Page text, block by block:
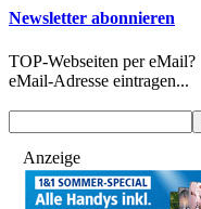
Newsletter abonnieren
TOP-Webseiten per eMail?
eMail-Adresse eintragen...
Anzeige